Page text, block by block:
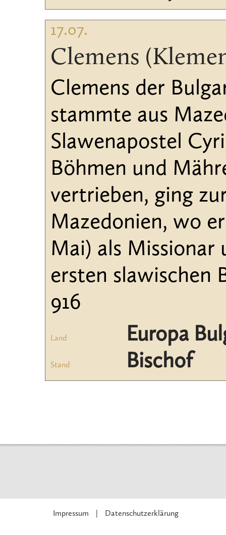
17.07.
Clemens
Clemens der
stammte aus
Slawenapostel
Böhmen und
vertrieben, ging
Mazedonien, wo
Mai) als Missionar
ersten slawischen
916
Land Europa
Stand Bischof
Impressum Datenschutzerklärung